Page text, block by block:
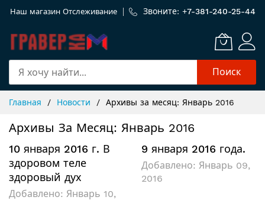
Наш магазин Отслеживание Звоните: +7-381-240-25-44
Поиск
Content
Главная Новости Архивы за месяц: Январь 2016
Архивы За Месяц: Январь 2016
10 января 2016 г. В
здоровом теле
здоровый дух
Добавлено: Январь 10,
9 января 2016 года.
Добавлено: Январь 09,
2016